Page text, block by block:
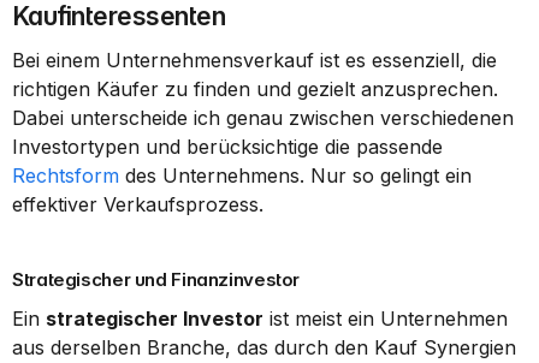
Kaufinteressenten
Bei einem Unternehmensverkauf ist es essenziell, die
richtigen Käufer zu finden und gezielt anzusprechen.
Dabei unterscheide ich genau zwischen verschiedenen
Rechtsform des Unternehmens. Nur so gelingt ein
effektiver Verkaufsprozess.
Strategischer und Finanzinvestor
Ein strategischer Investor ist meist ein Unternehmen
aus derselben Branche, das durch den Kauf Synergien